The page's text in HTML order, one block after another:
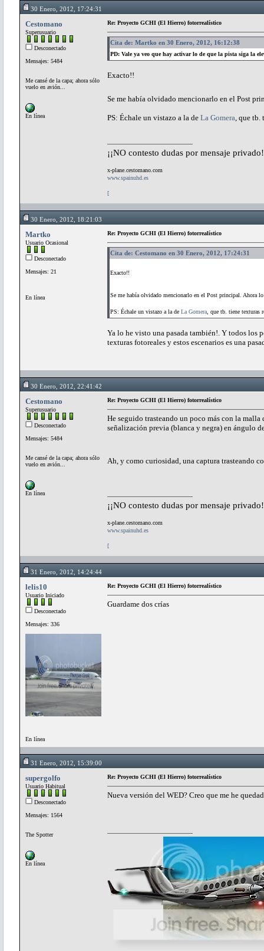
30 Enero, 2012, 17:24:31
Cestomano
Superusuario
Desconectado
Mensajes: 5484
Me cansé de la capa; ahora sólo
vuelo en avión...
En línea
Re: Proyecto GCHI (El Hierro) fotorrealístico
Cita de: Martko en 30 Enero, 2012, 16:12:38
PD: Vale ya veo que hay activar lo de que la pista siga la
Exacto!!
Se me había olvidado mencionarlo en el Post
PS: Échale un vistazo a la de La Gomera , que
¡¡NO contesto dudas por mensaje
x-plane.cestomano.com
www.spainuhd.es
[
30 Enero, 2012, 18:21:03
Martko
Usuario Ocasional
Desconectado
Mensajes: 21
En línea
Re: Proyecto GCHI (El Hierro) fotorrealístico
Cita de: Cestomano en 30 Enero, 2012, 17:24:31
Exacto!!
Se me había olvidado mencionarlo en el Post principal. Ahora
PS: Échale un vistazo a la de La Gomera , que tb. tiene texturas
Ya lo he visto una pasada también!. Y todos los
texturas fotoreales y estos escenarios es una
30 Enero, 2012, 22:41:42
Cestomano
Superusuario
Desconectado
Mensajes: 5484
Me cansé de la capa; ahora sólo
vuelo en avión...
En línea
Re: Proyecto GCHI (El Hierro) fotorrealístico
He seguido trasteando un poco más con la
señalización previa (blanca y negra) en ángulo
Ah, y como curiosidad, una captura trasteando
¡¡NO contesto dudas por mensaje
x-plane.cestomano.com
www.spainuhd.es
[
31 Enero, 2012, 14:24:44
lelis10
Usuario Iniciado
Desconectado
Mensajes: 336
En línea
Re: Proyecto GCHI (El Hierro) fotorrealístico
Guardame dos crías
31 Enero, 2012, 15:39:00
supergolfo
Usuario Habitual
Desconectado
Mensajes: 1564
The Spotter
En línea
Re: Proyecto GCHI (El Hierro) fotorrealístico
Nueva versión del WED? Creo que me he